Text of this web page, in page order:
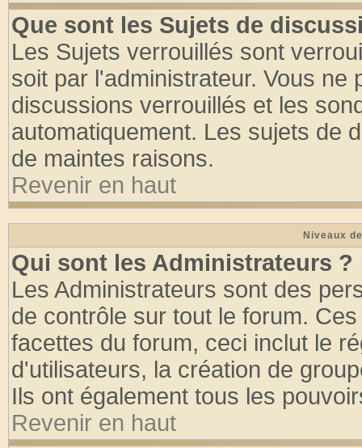
Que sont les Sujets de
Les Sujets verrouillés sont
soit par l'administrateur. Vous
discussions verrouillés et les
automatiquement. Les sujets de
de maintes raisons.
Revenir en haut
Niveaux
Qui sont les Administrateurs ?
Les Administrateurs sont des
de contrôle sur tout le forum.
facettes du forum, ceci inclut le
d'utilisateurs, la création de
Ils ont également tous les
Revenir en haut